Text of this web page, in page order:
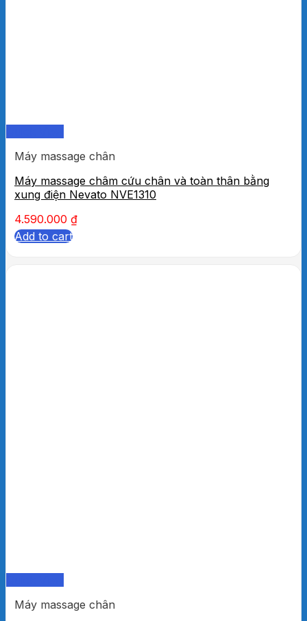
Máy massage chân
Máy massage châm cứu chân và toàn thân bằng
xung điện Nevato NVE1310
4.590.000 ₫
Add to cart
Máy massage chân